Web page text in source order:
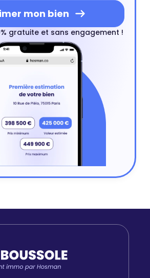
mon bien
gratuite et sans engagement !